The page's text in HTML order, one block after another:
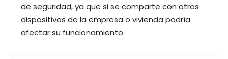
de seguridad, ya que si se comparte con otros
dispositivos de la empresa o vivienda podría
afectar su funcionamiento.